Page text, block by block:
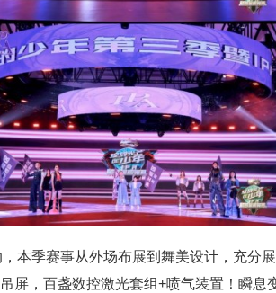
本季赛事从外场布展到舞美设计，充分展
屏，百盏数控激光套组+喷气装置！瞬息